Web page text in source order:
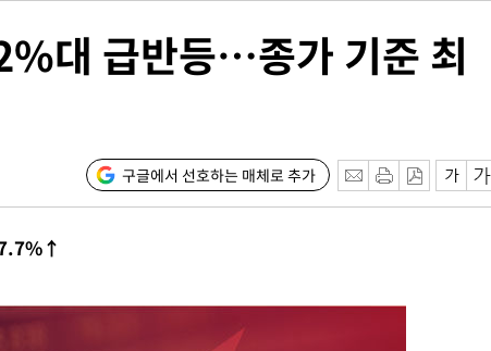
시
대 급반등…종가 기준 최
구글에서 선호하는 매체로 추가